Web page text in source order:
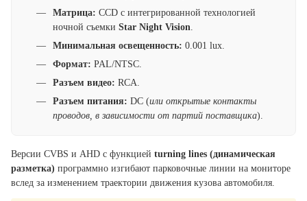
Матрица: CCD с интегрированной технологией
ночной съемки Star Night Vision
Минимальная освещенность: 0.001 lux.
Формат: PAL/NTSC.
Разъем видео: RCA.
Разъем питания: DC (или открытые контакты
проводов, в зависимости от партий поставщика).
Версии CVBS и AHD с функцией turning lines (динамическая
разметка) программно изгибают парковочные линии на мониторе
вслед за изменением траектории движения кузова автомобиля.